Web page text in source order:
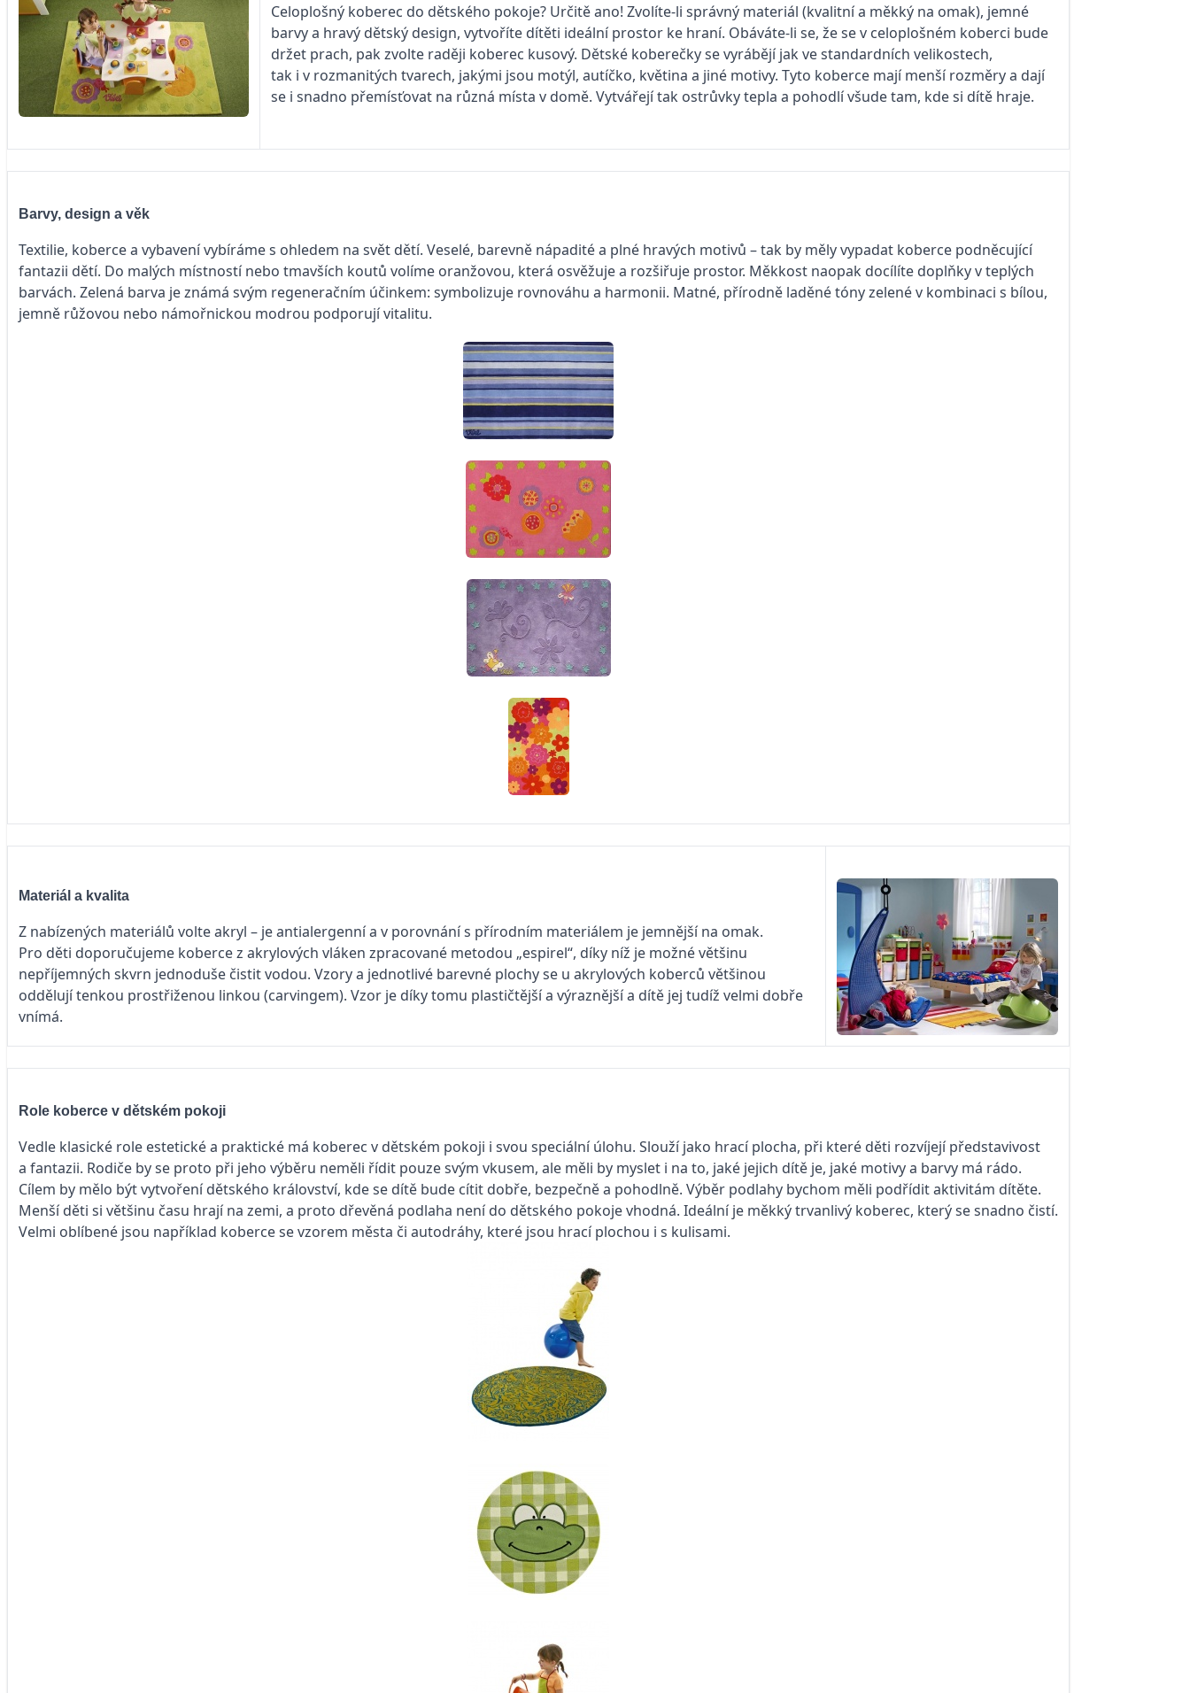
Celoplošný koberec do dětského pokoje? Určitě ano! Zvolíte-li správný materiál (kvalitní a měkký na omak), jemné
barvy a hravý dětský design, vytvoříte dítěti ideální prostor ke hraní. Obáváte-li se, že se v celoplošném koberci bude
držet prach, pak zvolte raději koberec kusový. Dětské koberečky se vyrábějí jak ve standardních velikostech,
tak i v rozmanitých tvarech, jakými jsou motýl, autíčko, květina a jiné motivy. Tyto koberce mají menší rozměry a dají
se i snadno přemísťovat na různá místa v domě. Vytvářejí tak ostrůvky tepla a pohodlí všude tam, kde si dítě hraje.
Barvy, design a věk
Textilie, koberce a vybavení vybíráme s ohledem na svět dětí. Veselé, barevně nápadité a plné hravých motivů – tak by měly vypadat koberce podněcující
fantazii dětí. Do malých místností nebo tmavších koutů volíme oranžovou, která osvěžuje a rozšiřuje prostor. Měkkost naopak docílíte doplňky v teplých
barvách. Zelená barva je známá svým regeneračním účinkem: symbolizuje rovnováhu a harmonii. Matné, přírodně laděné tóny zelené v kombinaci s bílou,
jemně růžovou nebo námořnickou modrou podporují vitalitu.
Materiál a kvalita
Z nabízených materiálů volte akryl – je antialergenní a v porovnání s přírodním materiálem je jemnější na omak.
Pro děti doporučujeme koberce z akrylových vláken zpracované metodou „espirel“, díky níž je možné většinu
nepříjemných skvrn jednoduše čistit vodou. Vzory a jednotlivé barevné plochy se u akrylových koberců většinou
oddělují tenkou prostřiženou linkou (carvingem). Vzor je díky tomu plastičtější a výraznější a dítě jej tudíž velmi dobře
vnímá.
Role koberce v dětském pokoji
Vedle klasické role estetické a praktické má koberec v dětském pokoji i svou speciální úlohu. Slouží jako hrací plocha, při které děti rozvíjejí představivost
a fantazii. Rodiče by se proto při jeho výběru neměli řídit pouze svým vkusem, ale měli by myslet i na to, jaké jejich dítě je, jaké motivy a barvy má rádo.
Cílem by mělo být vytvoření dětského království, kde se dítě bude cítit dobře, bezpečně a pohodlně. Výběr podlahy bychom měli podřídit aktivitám dítěte.
Menší děti si většinu času hrají na zemi, a proto dřevěná podlaha není do dětského pokoje vhodná. Ideální je měkký trvanlivý koberec, který se snadno čistí.
Velmi oblíbené jsou například koberce se vzorem města či autodráhy, které jsou hrací plochou i s kulisami.